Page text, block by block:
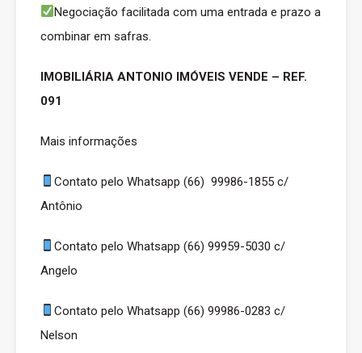
Negociação facilitada com uma entrada e prazo a
combinar em safras.
IMOBILIÁRIA ANTONIO IMÓVEIS VENDE – REF.
091
Mais informações
Contato pelo Whatsapp (66) 99986-1855 c/
Antônio
Contato pelo Whatsapp (66) 99959-5030 c/
Angelo
Contato pelo Whatsapp (66) 99986-0283 c/
Nelson